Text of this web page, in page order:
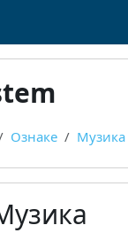
Ознаке Музика